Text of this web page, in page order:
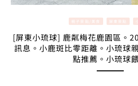
親子景點/美食 屏東景點
[屏東小琉球] 鹿粼梅花鹿園區。
訊息。小鹿斑比零距離。小琉球
點推薦。小琉球